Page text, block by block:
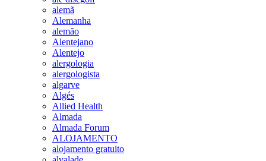
alemã
Alemanha
alemão
Alentejano
Alentejo
alergologia
alergologista
algarve
Algés
Allied Health
Almada
Almada Forum
ALOJAMENTO
alojamento gratuito